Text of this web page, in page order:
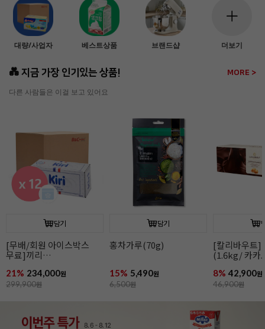
대량/사업자 베스트상품 브랜드샵 더보기
💑 지금 가장 인기있는 상품! MORE >
다른 사람들은 이걸 보고 있어요
담기
[무배/회원 아이스박스
무료]끼리
크림치즈1kgx12개
21% 234,000원
299,900원
담기
홍차가루(70g)
15% 5,490원
6,500원
[칼리바우트]
(1.6kg/ 카카
44.8%/ 바통
8% 42,900원
46,900원